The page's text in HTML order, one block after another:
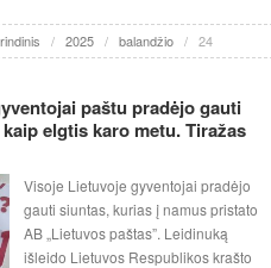
/ 2025 / balandžio / 24
paštu pradėjo gauti
elgtis karo metu. Tiražas
Visoje Lietuvoje gyventojai pradėjo
gauti siuntas, kurias į namus pristato
AB „Lietuvos paštas”. Leidinuką
išleido Lietuvos Respublikos krašto